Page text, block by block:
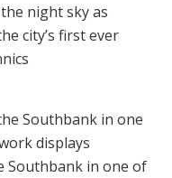
night sky as
city’s first ever
Southbank in one of